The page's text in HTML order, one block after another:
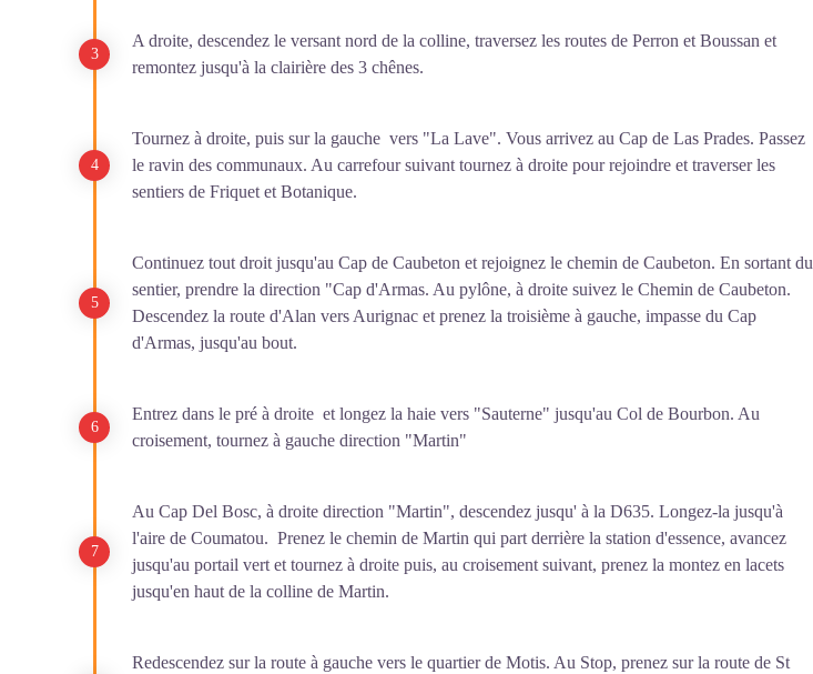
A droite, descendez le versant nord de la colline, traversez les routes de Perron et Boussan et
remontez jusqu'à la clairière des 3 chênes.
Tournez à droite, puis sur la gauche vers "La Lave". Vous arrivez au Cap de Las Prades. Passez
le ravin des communaux. Au carrefour suivant tournez à droite pour rejoindre et traverser les
sentiers de Friquet et Botanique.
Continuez tout droit jusqu'au Cap de Caubeton et rejoignez le chemin de Caubeton. En sortant du
sentier, prendre la direction "Cap d'Armas. Au pylône, à droite suivez le Chemin de Caubeton.
Descendez la route d'Alan vers Aurignac et prenez la troisième à gauche, impasse du Cap
d'Armas, jusqu'au bout.
Entrez dans le pré à droite et longez la haie vers "Sauterne" jusqu'au Col de Bourbon. Au
croisement, tournez à gauche direction "Martin"
Au Cap Del Bosc, à droite direction "Martin", descendez jusqu' à la D635. Longez-la jusqu'à
l'aire de Coumatou. Prenez le chemin de Martin qui part derrière la station d'essence, avancez
jusqu'au portail vert et tournez à droite puis, au croisement suivant, prenez la montez en lacets
jusqu'en haut de la colline de Martin.
Redescendez sur la route à gauche vers le quartier de Motis. Au Stop, prenez sur la route de St